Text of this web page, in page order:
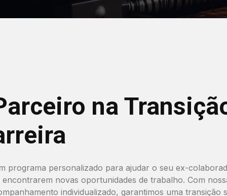
na
programa personalizado para ajudar o seu ex-
novas oportunidades de trabalho. Com
individualizado, garantimos uma transição